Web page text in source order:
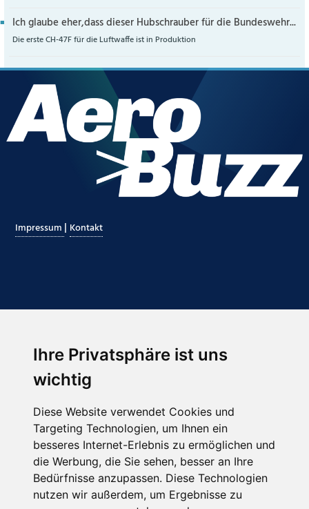
Ihre Privatsphäre ist uns
wichtig
Diese Website verwendet Cookies und
Targeting Technologien, um Ihnen ein
besseres Internet-Erlebnis zu ermöglichen und
die Werbung, die Sie sehen, besser an Ihre
Bedürfnisse anzupassen. Diese Technologien
nutzen wir außerdem, um Ergebnisse zu
Ich glaube eher,dass dieser Hubschrauber für die Bundeswehr...
Die erste CH-47F für die Luftwaffe ist in Produktion
Impressum | Kontakt
Abonnieren Sie unseren Newsletter
Email*